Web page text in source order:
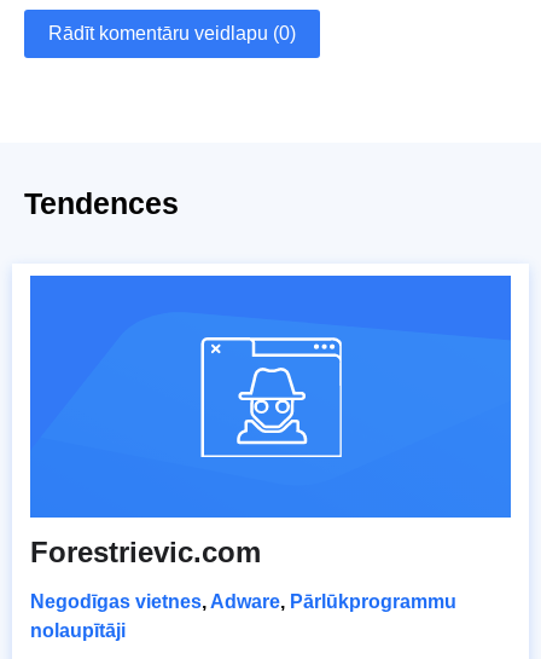
Rādīt komentāru veidlapu (0)
Tendences
Forestrievic.com
Negodīgas vietnes, Adware, Pārlūkprogrammu
nolaupītāji